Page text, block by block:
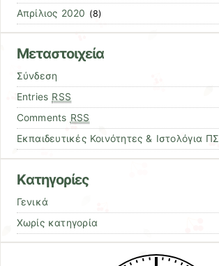
Απρίλιος 2020 (8)
Μεταστοιχεία
Σύνδεση
Entries RSS
Comments RSS
Εκπαιδευτικές Κοινότητες & Ιστολόγια
Kατηγορίες
Γενικά
Χωρίς κατηγορία